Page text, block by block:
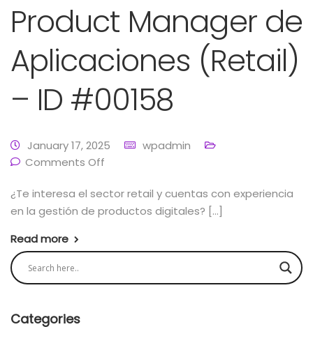
Product Manager de
Aplicaciones (Retail)
– ID #00158
January 17, 2025
wpadmin
Comments Off
¿Te interesa el sector retail y cuentas con experiencia
en la gestión de productos digitales? […]
Read more
Categories